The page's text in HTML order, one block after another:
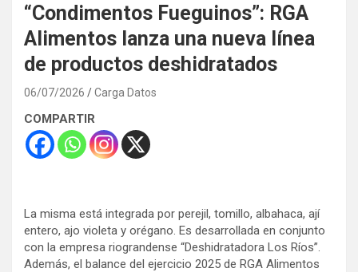
“Condimentos Fueguinos”: RGA
Alimentos lanza una nueva línea
de productos deshidratados
06/07/2026 Carga Datos
COMPARTIR
La misma está integrada por perejil, tomillo, albahaca, ají
entero, ajo violeta y orégano. Es desarrollada en conjunto
con la empresa riograndense “Deshidratadora Los Ríos”.
Además, el balance del ejercicio 2025 de RGA Alimentos